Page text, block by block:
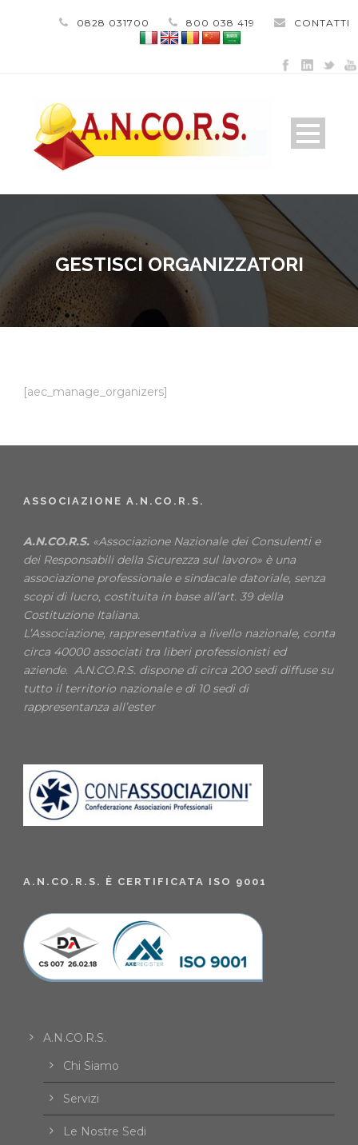
0828 031700 800 038 419 CONTATTI
GESTISCI ORGANIZZATORI
[aec_manage_organizers]
ASSOCIAZIONE A.N.CO.R.S.
A.N.CO.R.S. «Associazione Nazionale dei Consulenti e
dei Responsabili della Sicurezza sul lavoro» è una
associazione professionale e sindacale datoriale, senza
scopi di lucro, costituita in base all’art. 39 della
Costituzione Italiana.
L’Associazione, rappresentativa a livello nazionale, conta
circa 40000 associati tra liberi professionisti ed
aziende. A.N.CO.R.S. dispone di circa 200 sedi diffuse su
tutto il territorio nazionale e di 10 sedi di
rappresentanza all’ester
A.N.CO.R.S. È CERTIFICATA ISO 9001
A.N.CO.R.S.
Chi Siamo
Servizi
Le Nostre Sedi